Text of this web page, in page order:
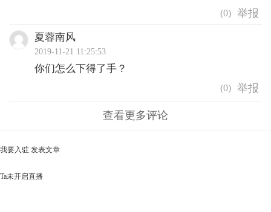
(0)
夏蓉南风
2019-11-21 11:25:53
你们怎么下得了手？
(0)
查看更多评论
我要入驻 发表文章
Ta未开启直播